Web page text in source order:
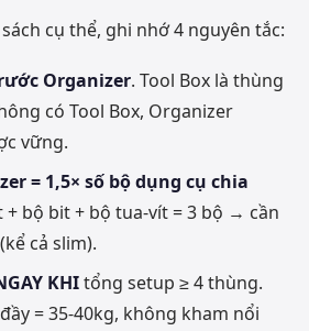
cụ thể, ghi nhớ 4 nguyên tắc:
Organizer. Tool Box là thùng
có Tool Box, Organizer
vững.
= 1,5× số bộ dụng cụ chia
+ bộ bit + bộ tua-vít = 3 bộ → cần
cả slim).
KHItổng setup ≥ 4 thùng.
= 35-40kg, không kham nổi